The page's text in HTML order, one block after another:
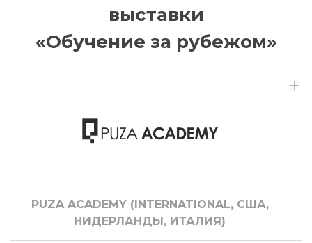
выставки
«Обучение за рубежом»
PUZA ACADEMY (INTERNATIONAL, США,
НИДЕРЛАНДЫ, ИТАЛИЯ)